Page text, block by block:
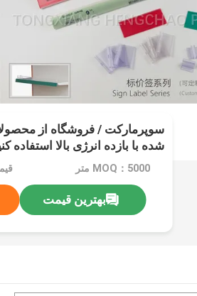
سوپرمارکت / فروشگاه از
شده با بازده انرژی بالا استفاده
MOQ：5000 متر
بهترین قیمت